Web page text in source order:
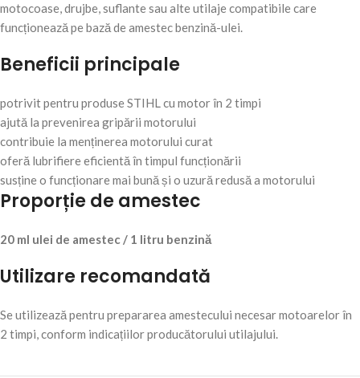
motocoase, drujbe, suflante sau alte utilaje compatibile care
funcționează pe bază de amestec benzină-ulei.
Beneficii principale
potrivit pentru produse STIHL cu motor în 2 timpi
ajută la prevenirea gripării motorului
contribuie la menținerea motorului curat
oferă lubrifiere eficientă în timpul funcționării
susține o funcționare mai bună și o uzură redusă a motorului
Proporție de amestec
20 ml ulei de amestec / 1 litru benzină
Utilizare recomandată
Se utilizează pentru prepararea amestecului necesar motoarelor în
2 timpi, conform indicațiilor producătorului utilajului.